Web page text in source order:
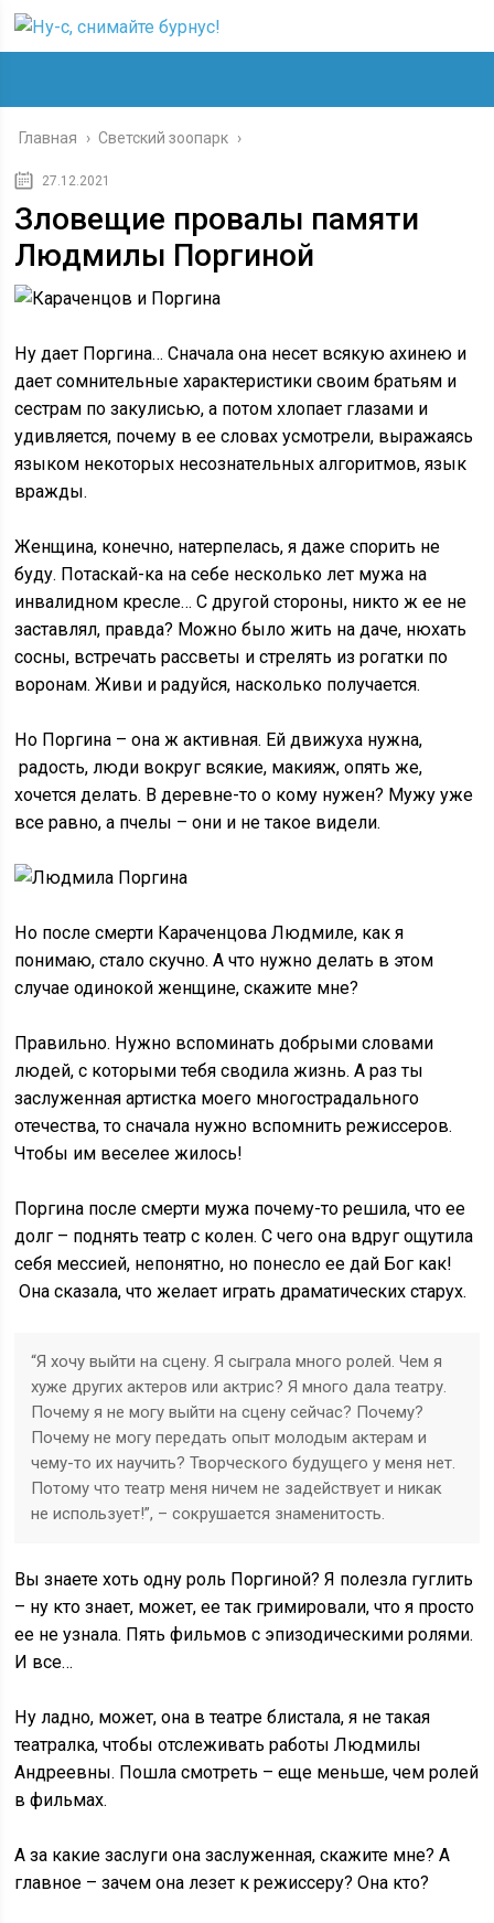
Главная › Светский зоопарк ›
27.12.2021
Зловещие провалы памяти
Людмилы Поргиной
Ну дает Поргина… Сначала она несет всякую ахинею и
дает сомнительные характеристики своим братьям и
сестрам по закулисью, а потом хлопает глазами и
удивляется, почему в ее словах усмотрели, выражаясь
языком некоторых несознательных алгоритмов, язык
вражды.
Женщина, конечно, натерпелась, я даже спорить не
буду. Потаскай-ка на себе несколько лет мужа на
инвалидном кресле… С другой стороны, никто ж ее не
заставлял, правда? Можно было жить на даче, нюхать
сосны, встречать рассветы и стрелять из рогатки по
воронам. Живи и радуйся, насколько получается.
Но Поргина – она ж активная. Ей движуха нужна,
радость, люди вокруг всякие, макияж, опять же,
хочется делать. В деревне-то о кому нужен? Мужу уже
все равно, а пчелы – они и не такое видели.
Но после смерти Караченцова Людмиле, как я
понимаю, стало скучно. А что нужно делать в этом
случае одинокой женщине, скажите мне?
Правильно. Нужно вспоминать добрыми словами
людей, с которыми тебя сводила жизнь. А раз ты
заслуженная артистка моего многострадального
отечества, то сначала нужно вспомнить режиссеров.
Чтобы им веселее жилось!
Поргина после смерти мужа почему-то решила, что ее
долг – поднять театр с колен. С чего она вдруг ощутила
себя мессией, непонятно, но понесло ее дай Бог как!
Она сказала, что желает играть драматических старух.
“Я хочу выйти на сцену. Я сыграла много ролей. Чем я
хуже других актеров или актрис? Я много дала театру.
Почему я не могу выйти на сцену сейчас? Почему?
Почему не могу передать опыт молодым актерам и
чему-то их научить? Творческого будущего у меня нет.
Потому что театр меня ничем не задействует и никак
не использует!”, – сокрушается знаменитость.
Вы знаете хоть одну роль Поргиной? Я полезла гуглить
– ну кто знает, может, ее так гримировали, что я просто
ее не узнала. Пять фильмов с эпизодическими ролями.
И все…
Ну ладно, может, она в театре блистала, я не такая
театралка, чтобы отслеживать работы Людмилы
Андреевны. Пошла смотреть – еще меньше, чем ролей
в фильмах.
А за какие заслуги она заслуженная, скажите мне? А
главное – зачем она лезет к режиссеру? Она кто?